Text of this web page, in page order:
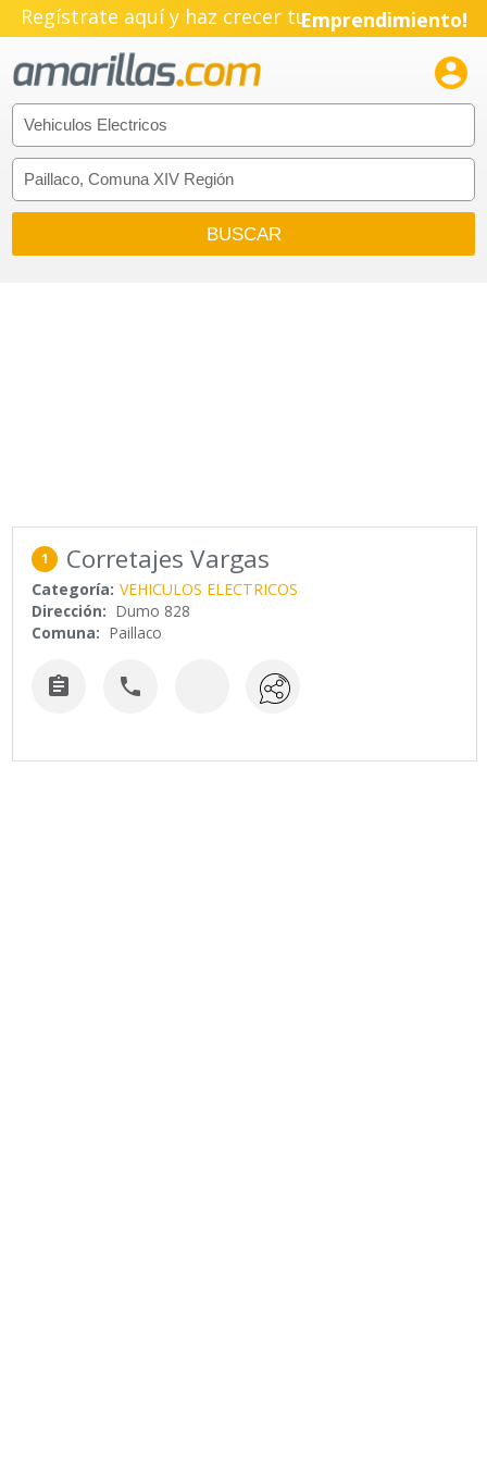
Regístrate aquí y haz crecer tuEmprendimiento!

1 Corretajes Vargas
Categoría: VEHICULOS ELECTRICOS
Dirección: Dumo 828
Comuna: Paillaco
 